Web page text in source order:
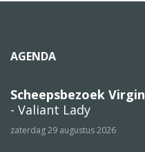
AGENDA
Scheepsbezoek
- Valiant Lady
zaterdag 29 augustus 2026